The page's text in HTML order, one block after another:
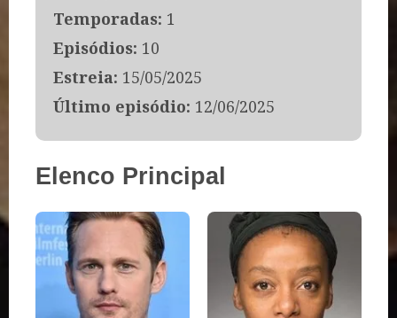
Temporadas: 1
Episódios: 10
Estreia: 15/05/2025
Último episódio: 12/06/2025
Elenco Principal